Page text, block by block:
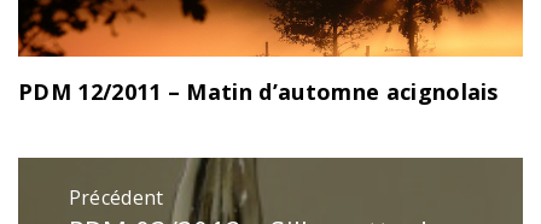
PDM 12/2011 – Matin d’automne acignolais
Précédent